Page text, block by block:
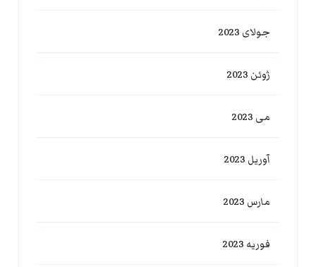
جولای 2023
ژوئن 2023
می 2023
آوریل 2023
مارس 2023
فوریه 2023